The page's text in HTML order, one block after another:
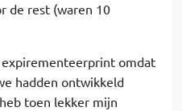
de rest (waren 10
omdat
hadden ontwikkeld
toen lekker mijn